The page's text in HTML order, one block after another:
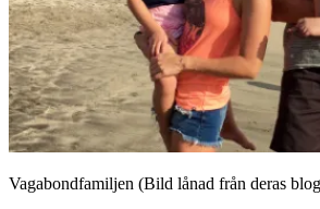
Vagabondfamiljen (Bild lånad från deras